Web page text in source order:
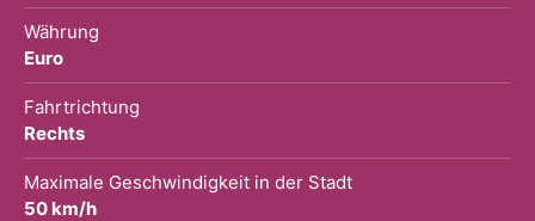
Währung
Euro
Fahrtrichtung
Rechts
Maximale Geschwindigkeit in der Stadt
50 km/h